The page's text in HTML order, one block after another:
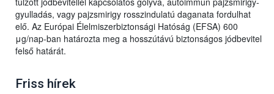
gyulladás, vagy pajzsmirigy rosszindulatú daganata fordulhat
elő. Az Európai Élelmiszerbiztonsági Hatóság (EFSA) 600
μg/nap-ban határozta meg a hosszútávú biztonságos jódbevitel
felső határát.
Friss hírek